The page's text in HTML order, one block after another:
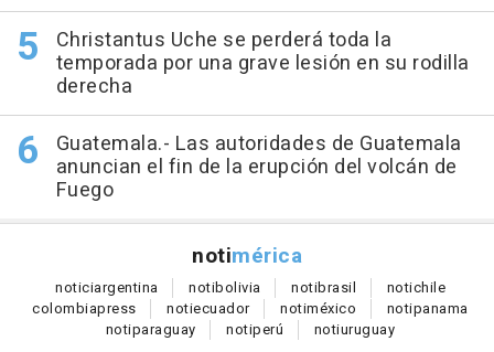
Christantus Uche se perderá toda la
temporada por una grave lesión en su rodilla
derecha
Guatemala.- Las autoridades de Guatemala
anuncian el fin de la erupción del volcán de
Fuego
notimérica
noticiargentina notibolivia notibrasil notichile
colombiapress notiecuador notiméxico notipanama
notiparaguay notiperú notiuruguay